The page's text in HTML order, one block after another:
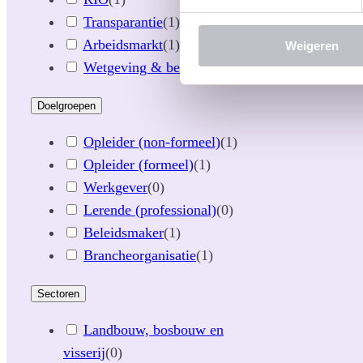
Weigeren
Transparantie(1)
Arbeidsmarkt(1)
Wetgeving & beleid(0)
Doelgroepen
Opleider (non-formeel)(1)
Opleider (formeel)(1)
Werkgever(0)
Lerende (professional)(0)
Beleidsmaker(1)
Brancheorganisatie(1)
Sectoren
Landbouw, bosbouw en
visserij(0)